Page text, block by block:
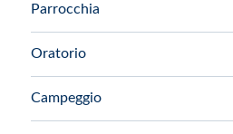
Parrocchia
Oratorio
Campeggio